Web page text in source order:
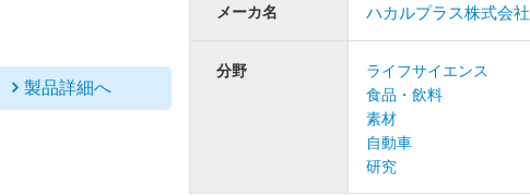
製品詳細へ
メーカ名 ハカルプラス株式会社
分野
ライフサイエンス
食品・飲料
素材
自動車
研究